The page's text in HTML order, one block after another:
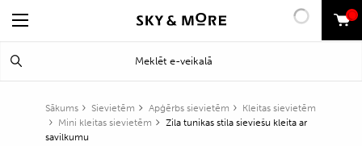
0
Sākums Sievietēm Apģērbs sievietēm
Kleitas sievietēm
Mini kleitas sievietēm
Zila tunikas stila sieviešu kleita ar
savilkumu